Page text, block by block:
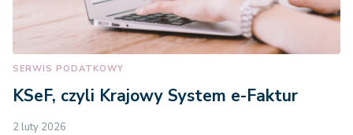
SERWIS PODATKOWY
KSeF, czyli Krajowy System e-Faktur
2 luty 2026